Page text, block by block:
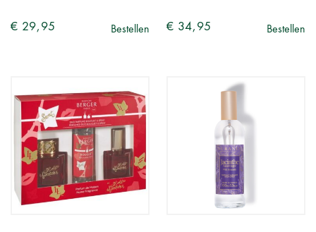
€ 29,95 Bestellen € 34,95 Bestellen